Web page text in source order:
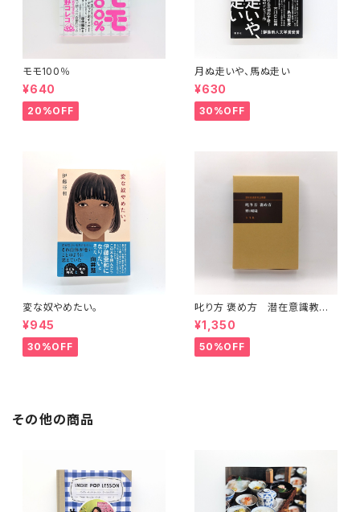
モモ100％
¥640
20%OFF
月ぬ走いや、馬ぬ走い
¥630
30%OFF
変な奴やめたい。
¥945
30%OFF
叱り方 褒め方 潜在意識教育
法叢書
¥1,350
50%OFF
その他の商品